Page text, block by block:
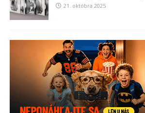
21. októbra 2025